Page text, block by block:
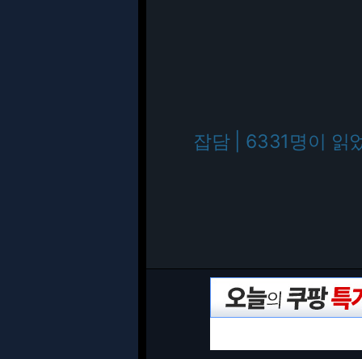
잡담 | 6331명이 읽